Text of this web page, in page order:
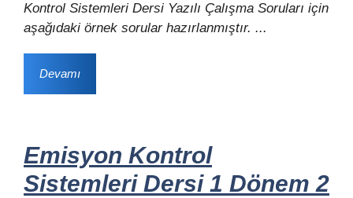
Kontrol Sistemleri Dersi Yazılı Çalışma Soruları için
aşağıdaki örnek sorular hazırlanmıştır. ...
Devamı
Emisyon Kontrol
Sistemleri Dersi 1 Dönem 2